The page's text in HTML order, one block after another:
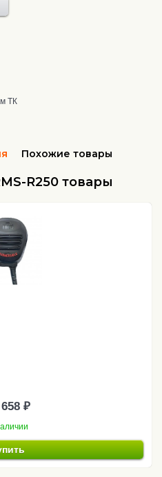
ТК
Похожие товары
R250 товары
₽